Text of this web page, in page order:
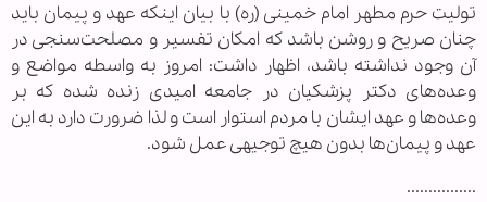
تولیت حرم مطهر امام خمینی (ره)‌ با بیان اینکه عهد و پیمان باید
چنان صریح و روشن باشد که امکان تفسیر و مصلحت‌سنجی در
آن وجود نداشته باشد، اظهار داشت: امروز به واسطه مواضع و
وعده‌های دکتر پزشکیان در جامعه امیدی زنده شده که بر
وعده‌ها و عهد ایشان با مردم استوار است و لذا ضرورت دارد به این
عهد و پیمان‌ها بدون هیچ توجیهی عمل شود.
................